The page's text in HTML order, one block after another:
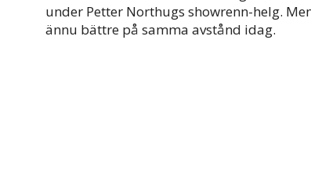
under Petter Northugs showrenn-helg.
ännu bättre på samma avstånd idag.